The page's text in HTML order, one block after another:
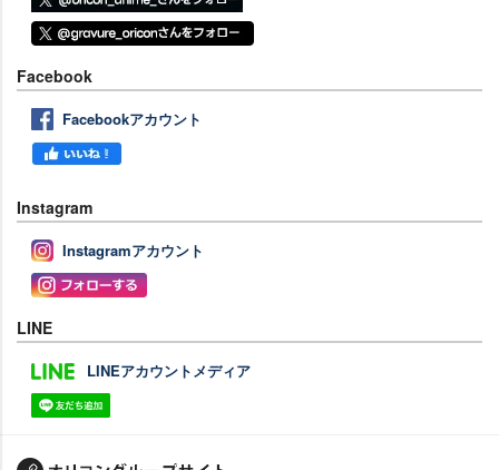
Facebook
Facebookアカウント
Instagram
Instagramアカウント
LINE
LINEアカウントメディア